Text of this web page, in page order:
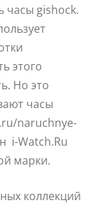
часы gishock.
этого
Но это
часы
naruchnye-
i-Watch.Ru
марки.
коллекций